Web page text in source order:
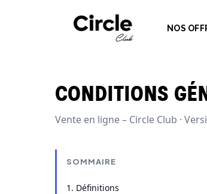
NOS
CONDITIONS
Vente en ligne – Circle Club ·
SOMMAIRE
1. Définitions